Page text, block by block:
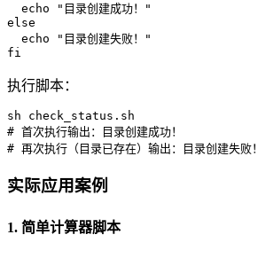
echo
"目录创建成功！"
else
echo
"目录创建失败！"
fi
执行脚本：
# 首次执行输出：目录创建成功！
# 再次执行（目录已存在）输出：目录创建失败！
实际应用案例
1. 简单计算器脚本